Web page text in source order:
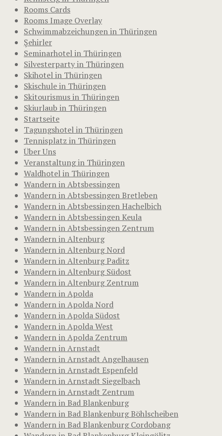
Rooms Cards
Rooms Image Overlay
Schwimmabzeichungen in Thüringen
Şehirler
Seminarhotel in Thüringen
Silvesterparty in Thüringen
Skihotel in Thüringen
Skischule in Thüringen
Skitourismus in Thüringen
Skiurlaub in Thüringen
Startseite
Tagungshotel in Thüringen
Tennisplatz in Thüringen
Über Uns
Veranstaltung in Thüringen
Waldhotel in Thüringen
Wandern in Abtsbessingen
Wandern in Abtsbessingen Bretleben
Wandern in Abtsbessingen Hachelbich
Wandern in Abtsbessingen Keula
Wandern in Abtsbessingen Zentrum
Wandern in Altenburg
Wandern in Altenburg Nord
Wandern in Altenburg Paditz
Wandern in Altenburg Südost
Wandern in Altenburg Zentrum
Wandern in Apolda
Wandern in Apolda Nord
Wandern in Apolda Südost
Wandern in Apolda West
Wandern in Apolda Zentrum
Wandern in Arnstadt
Wandern in Arnstadt Angelhausen
Wandern in Arnstadt Espenfeld
Wandern in Arnstadt Siegelbach
Wandern in Arnstadt Zentrum
Wandern in Bad Blankenburg
Wandern in Bad Blankenburg Böhlscheiben
Wandern in Bad Blankenburg Cordobang